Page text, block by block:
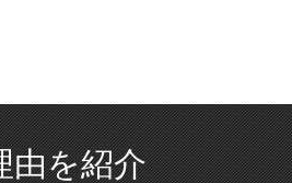
由を紹介